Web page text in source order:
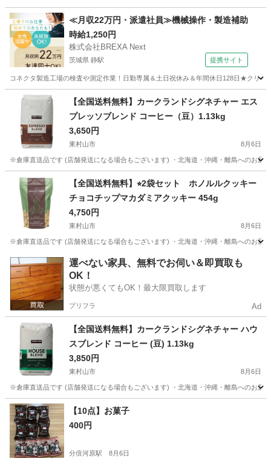
東京 東村山市 食品 カークランド
≪月収22万円・派遣社員≫機械操作・製造補助
時給1,250円
株式会社BREXA Next
茨城県 静駅 提携サイト
コネクタ製造工場の検査や測定作業！日勤専属＆土日祝休み＆年間休日128日★クリ
茨城 常陸大宮市 静駅 その他
【全国送料無料】カークランドシグネチャー エス
プレッソブレンド コーヒー（豆）1.13kg
3,650円
東村山市 8月6日
※倉庫直送品です (店舗発送になる場合もございます) ・北海道・沖縄・離島へのお届
東京 東村山市 食品 生豆
【全国送料無料】⭐︎2袋セット ホノルルクッキー
チョコチップマカダミアクッキー 454g
4,750円
東村山市 8月6日
※倉庫直送品です (店舗発送になる場合もございます) ・北海道・沖縄・離島へのお届
東京 東村山市 食品 クッキー
運べない家具、無料でお伺い＆即買取も
OK！
状態が悪くてもOK！最大限買取します
プリフラ Ad
【全国送料無料】カークランドシグネチャー ハウ
スブレンド コーヒー (豆) 1.13kg
3,850円
東村山市 8月6日
※倉庫直送品です (店舗発送になる場合もございます) ・北海道・沖縄・離島へのお届
東京 東村山市 食品 生豆
【10点】お菓子
400円
分倍河原駅 8月6日